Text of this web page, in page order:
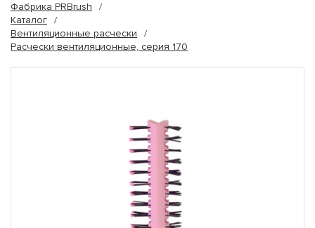
Фабрика PRBrush
Каталог
Вентиляционные расчески
Расчески вентиляционные, серия 170